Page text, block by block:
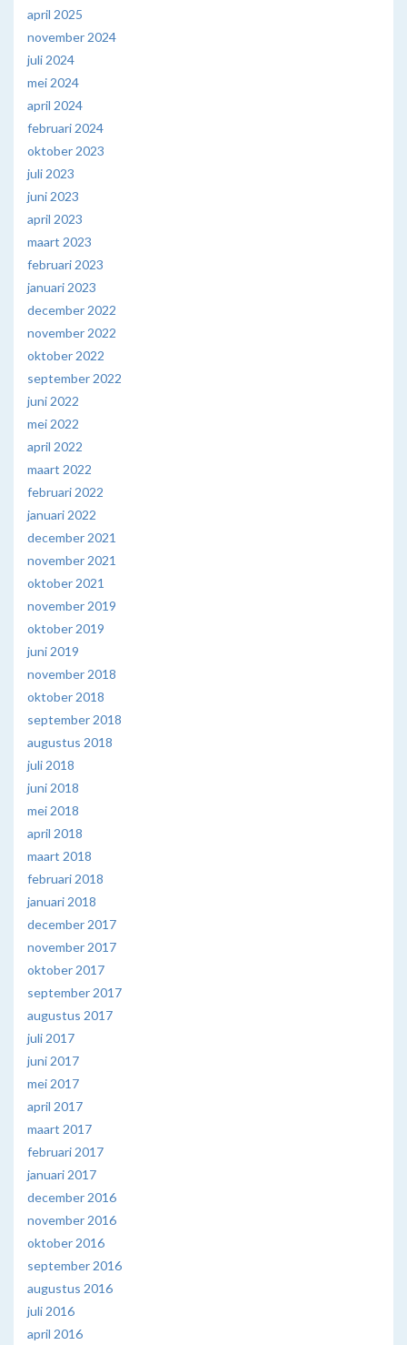
april 2025
november 2024
juli 2024
mei 2024
april 2024
februari 2024
oktober 2023
juli 2023
juni 2023
april 2023
maart 2023
februari 2023
januari 2023
december 2022
november 2022
oktober 2022
september 2022
juni 2022
mei 2022
april 2022
maart 2022
februari 2022
januari 2022
december 2021
november 2021
oktober 2021
november 2019
oktober 2019
juni 2019
november 2018
oktober 2018
september 2018
augustus 2018
juli 2018
juni 2018
mei 2018
april 2018
maart 2018
februari 2018
januari 2018
december 2017
november 2017
oktober 2017
september 2017
augustus 2017
juli 2017
juni 2017
mei 2017
april 2017
maart 2017
februari 2017
januari 2017
december 2016
november 2016
oktober 2016
september 2016
augustus 2016
juli 2016
april 2016